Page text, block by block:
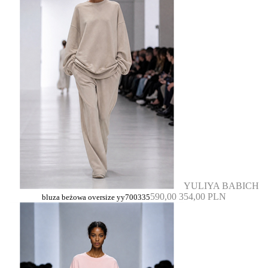
YULIYA BABICH
bluza beżowa oversize yy700335590,00 354,00 PLN